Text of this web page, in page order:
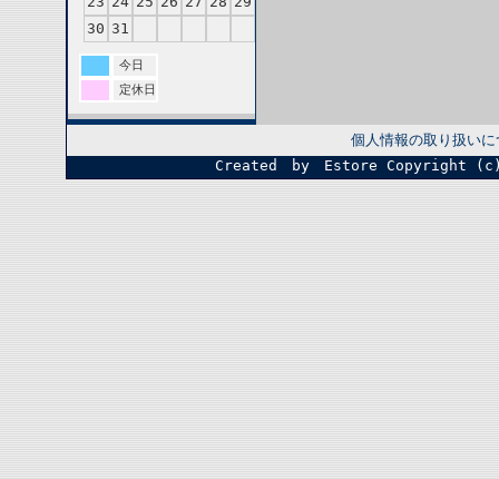
30 31
今日
定休日
個人情報の取り扱い
Created by Estore Copyright (c)